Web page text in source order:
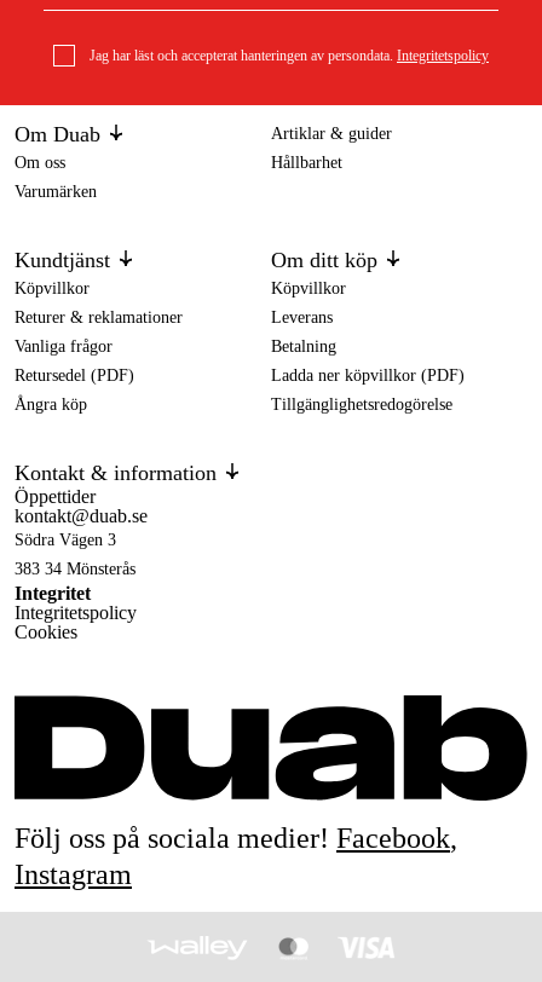
Jag har läst och accepterat hanteringen av persondata. Integritetspolicy
Om Duab
Om oss
Varumärken
Artiklar & guider
Hållbarhet
Kundtjänst
Köpvillkor
Returer & reklamationer
Vanliga frågor
Retursedel (PDF)
Ångra köp
Om ditt köp
Köpvillkor
Leverans
Betalning
Ladda ner köpvillkor (PDF)
Tillgänglighetsredogörelse
Kontakt & information
Öppettider
kontakt@duab.se
Södra Vägen 3
383 34 Mönsterås
Integritet
Integritetspolicy
Cookies
Följ oss på sociala medier! Facebook,
Instagram